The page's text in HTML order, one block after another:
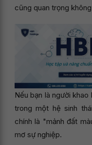
cũng quan trọng
Nếu bạn là người
trong một hệ sinh
chính là "mảnh đất
mơ sự nghiệp.